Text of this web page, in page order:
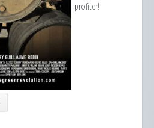
profiter!